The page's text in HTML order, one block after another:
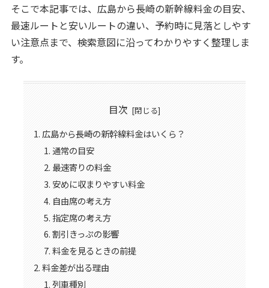
そこで本記事では、広島から長崎の新幹線料金の目安、
最速ルートと安いルートの違い、予約時に見落としやす
い注意点まで、検索意図に沿ってわかりやすく整理しま
す。
目次
広島から長崎の新幹線料金はいくら？
通常の目安
最速寄りの料金
安めに収まりやすい料金
自由席の考え方
指定席の考え方
割引きっぷの影響
料金を見るときの前提
料金差が出る理由
列車種別